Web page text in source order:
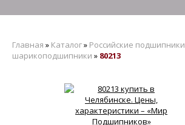
Главная » Каталог» Российские подшипники
шарикоподшипники » 80213